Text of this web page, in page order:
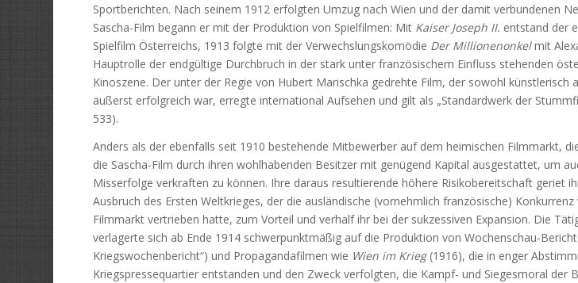
Sportberichten. Nach seinem 1912 erfolgten Umzug nach Wien und der damit verbundenen
Sascha-Film begann er mit der Produktion von Spielfilmen: Mit Kaiser Joseph II. entstand der
Spielfilm Österreichs, 1913 folgte mit der Verwechslungskomödie Der Millionenonkelmit
Hauptrolle der endgültige Durchbruch in der stark unter französischem Einfluss stehenden
Kinoszene. Der unter der Regie von Hubert Marischka gedrehte Film, der sowohl künstlerisch
äußerst erfolgreich war, erregte international Aufsehen und gilt als „Standardwerk der
533).
Anders als der ebenfalls seit 1910 bestehende Mitbewerber auf dem heimischen Filmmarkt,
die Sascha-Film durch ihren wohlhabenden Besitzer mit genügend Kapital ausgestattet, um
Misserfolge verkraften zu können. Ihre daraus resultierende höhere Risikobereitschaft geriet
Ausbruch des Ersten Weltkrieges, der die ausländische (vornehmlich französische)
Filmmarkt vertrieben hatte, zum Vorteil und verhalf ihr bei der sukzessiven Expansion. Die
verlagerte sich ab Ende 1914 schwerpunktmäßig auf die Produktion von Wochenschau-
Kriegswochenbericht“) und Propagandafilmen wie Wien im Krieg (1916), die in enger
Kriegspressequartier entstanden und den Zweck verfolgten, die Kampf- und Siegesmoral der